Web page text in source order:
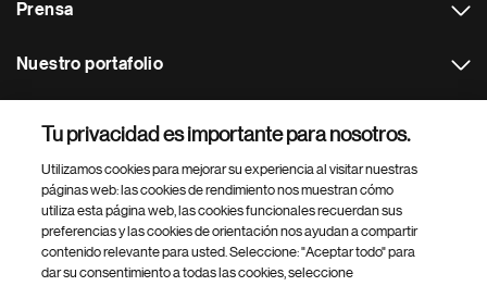
Prensa
Nuestro portafolio
Footer Site Search
Tu privacidad es importante para nosotros.
Utilizamos cookies para mejorar su experiencia al visitar nuestras
páginas web: las cookies de rendimiento nos muestran cómo
utiliza esta página web, las cookies funcionales recuerdan sus
preferencias y las cookies de orientación nos ayudan a compartir
contenido relevante para usted. Seleccione: "Aceptar todo" para
dar su consentimiento a todas las cookies, seleccione